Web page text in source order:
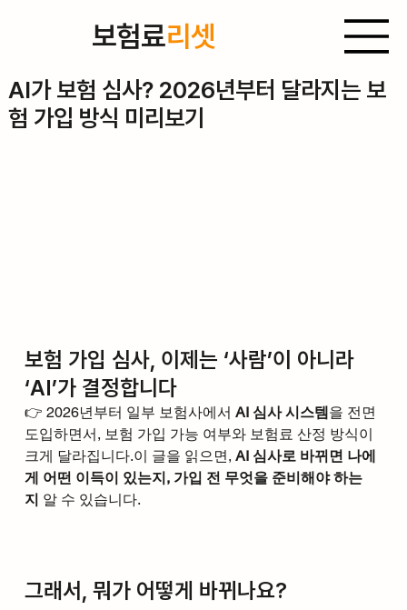
보험료리셋
AI가 보험 심사? 2026년부터 달라지는 보
험 가입 방식 미리보기
보험 가입 심사, 이제는 ‘사람’이 아니라
‘AI’가 결정합니다
👉 2026년부터 일부 보험사에서 AI 심사 시스템 을 전면
도입하면서, 보험 가입 가능 여부와 보험료 산정 방식이
크게 달라집니다.이 글을 읽으면, AI 심사로 바뀌면 나에
게 어떤 이득이 있는지, 가입 전 무엇을 준비해야 하는
지 알 수 있습니다.
그래서, 뭐가 어떻게 바뀌나요?